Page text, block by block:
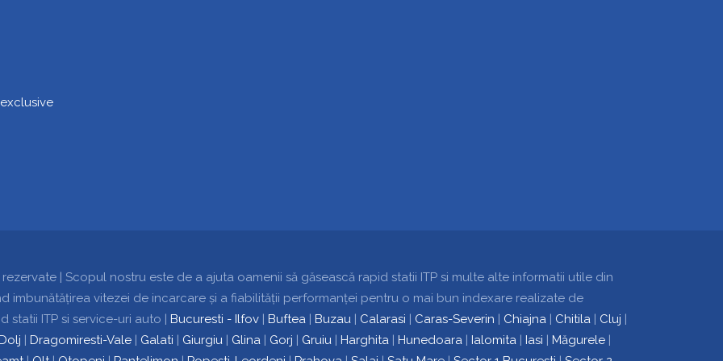
| Scopul nostru este de a ajuta oamenii să găsească rapid statii ITP si multe alte informatii utile din
imbunătățirea vitezei de incarcare și a fiabilității performanței pentru o mai bun indexare realizate de
statii ITP si service-uri auto | Bucuresti - Ilfov | Buftea | Buzau | Calarasi | Caras-Severin | Chiajna | Chitila | Cluj |
| Dragomiresti-Vale | Galati | Giurgiu | Glina | Gorj | Gruiu | Harghita | Hunedoara | Ialomita | Iasi | Măgurele |